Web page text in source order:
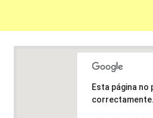
Esta página no
correctamente.